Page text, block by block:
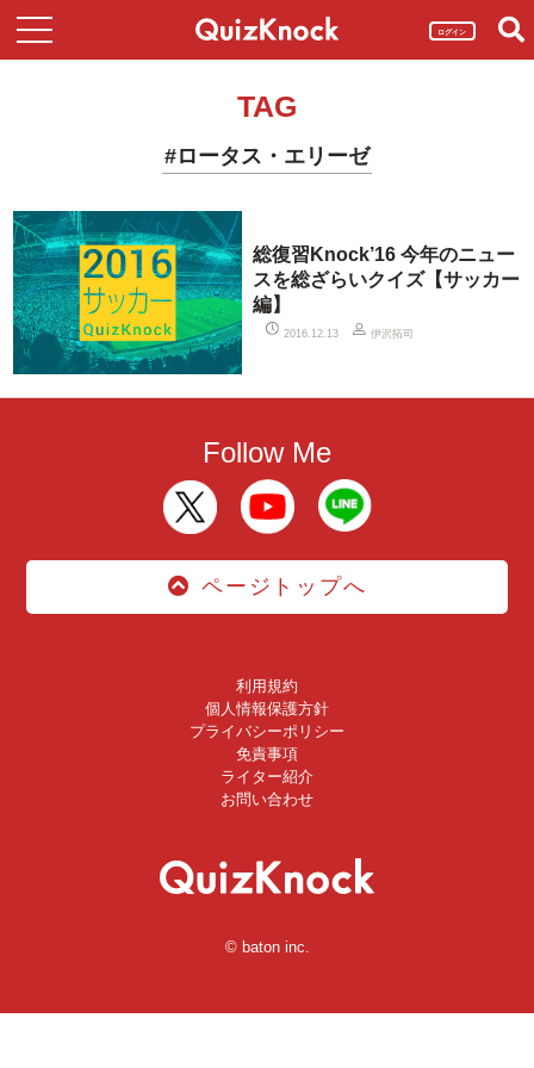
ログイン
TAG
#ロータス・エリーゼ
総復習Knock’16 今年のニュー
スを総ざらいクイズ【サッカー
編】
2016.12.13 伊沢拓司
Follow Me
ページトップへ
利用規約
個人情報保護方針
プライバシーポリシー
免責事項
ライター紹介
お問い合わせ
© baton inc.